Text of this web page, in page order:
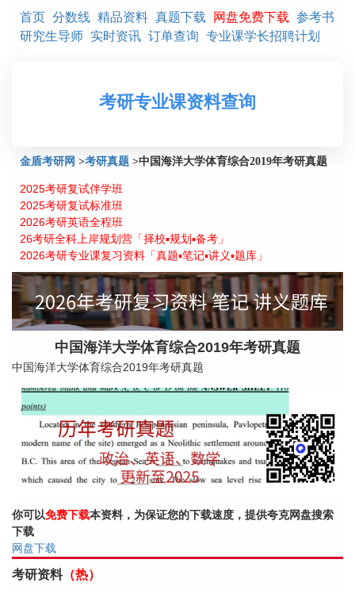
首页 分数线 精品资料 真题下载 网盘免费下载 参考书
研究生导师 实时资讯 订单查询 专业课学长招聘计划
考研专业课资料查询
金盾考研网 >考研真题 >中国海洋大学体育综合2019年考研真题
2025考研复试伴学班
2025考研复试标准班
2026考研英语全程班
26考研全科上岸规划营「择校▪规划▪备考」
2026考研专业课复习资料「真题▪笔记▪讲义▪题库」
中国海洋大学体育综合2019年考研真题
中国海洋大学体育综合2019年考研真题
你可以免费下载本资料，为保证您的下载速度，提供夸克网盘搜索
下载
网盘下载
考研资料（热）